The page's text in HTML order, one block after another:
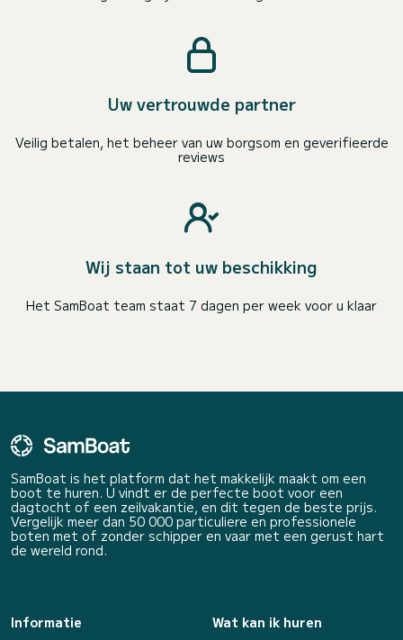
Uw vertrouwde partner
Veilig betalen, het beheer van uw borgsom en geverifieerde
reviews
Wij staan tot uw beschikking
Het SamBoat team staat 7 dagen per week voor u klaar
SamBoat is het platform dat het makkelijk maakt om een
boot te huren. U vindt er de perfecte boot voor een
dagtocht of een zeilvakantie, en dit tegen de beste prijs.
Vergelijk meer dan 50 000 particuliere en professionele
boten met of zonder schipper en vaar met een gerust hart
de wereld rond.
Informatie
Wat kan ik huren